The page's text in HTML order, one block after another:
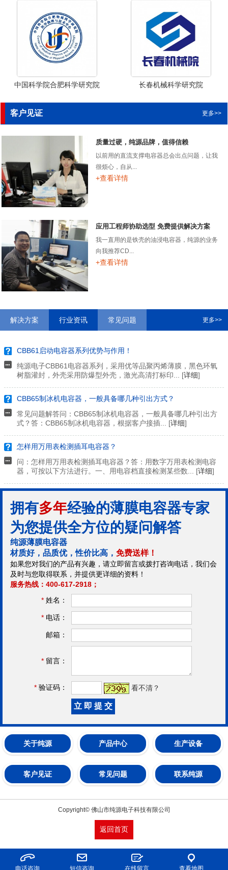
中国科学院合肥科学研究院 长春机械科学研究院
客户见证 更多>>
质量过硬，纯源品牌，值得信赖
以前用的直流支撑电容器总会出点问题，让我
很烦心，自从...
+查看详情
应用工程师协助选型 免费提供解决方案
我一直用的是铁壳的油浸电容器，纯源的业务
向我推荐CD...
+查看详情
解决方案 行业资讯 常见问题 更多>>
CBB61启动电容器系列优势与作用！
纯源电子CBB61电容器系列，采用优等品聚丙烯薄膜，黑色环氧
树脂灌封，外壳采用防爆型外壳，激光高清打标印... [详细]
CBB65制冰机电容器，一般具备哪几种引出方式？
常见问题解答问：CBB65制冰机电容器，一般具备哪几种引出方
式？答：CBB65制冰机电容器，根据客户接插... [详细]
怎样用万用表检测插耳电容器？
问：怎样用万用表检测插耳电容器？答：用数字万用表检测电容
器，可按以下方法进行。一、用电容档直接检测某些数... [详细]
拥有多年经验的薄膜电容器专家
为您提供全方位的疑问解答
纯源薄膜电容器
材质好，品质优，性价比高， 免费送样！
如果您对我们的产品有兴趣，请立即留言或拨打咨询电话，我们会
及时与您取得联系，并提供更详细的资料！
服务热线：400-617-2918；
* 姓名：
* 电话：
邮箱：
* 留言：
* 验证码： 看不清？
关于纯源 产品中心 生产设备
客户见证 常见问题 联系纯源
Copyright© 佛山市纯源电子科技有限公司
返回首页
电话咨询 短信咨询 在线留言 查看地图